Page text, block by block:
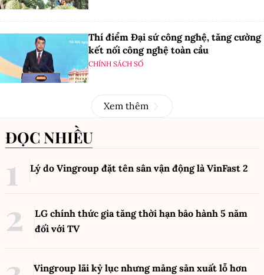
Thí điểm Đại sứ công nghệ, tăng cường
kết nối công nghệ toàn cầu
CHÍNH SÁCH SỐ
Xem thêm
ĐỌC NHIỀU
Lý do Vingroup đặt tên sân vận động là VinFast 2
LG chính thức gia tăng thời hạn bảo hành 5 năm
đối với TV
Vingroup lãi kỷ lục nhưng mảng sản xuất lỗ hơn